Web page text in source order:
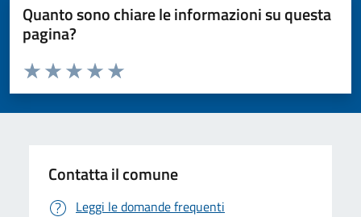
Quanto sono chiare le informazioni su questa
pagina?
Valuta da 1 a 5 stelle la pagina
Valuta 5 stelle su 5
Valuta 4 stelle su 5
Valuta 3 stelle su 5
Valuta 2 stelle su 5
Valuta 1 stelle su 5
Contatta il comune
Leggi le domande frequenti